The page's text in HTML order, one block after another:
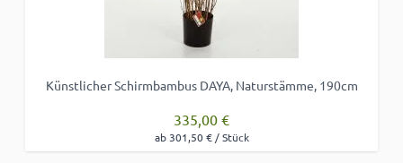
Künstlicher Schirmbambus DAYA, Naturstämme, 190cm
335,00 €
ab 301,50 € / Stück